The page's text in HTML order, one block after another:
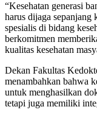
“Kesehatan generasi
harus dijaga
spesialis di bidang
berkomitmen
kualitas kesehatan
Dekan Fakultas
menambahkan bahwa
untuk menghasilkan
tetapi juga memiliki